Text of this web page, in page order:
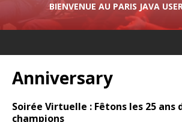
BIENVENUE AU PARIS JAVA
Anniversary
Soirée Virtuelle : Fêtons les 25 ans
champions